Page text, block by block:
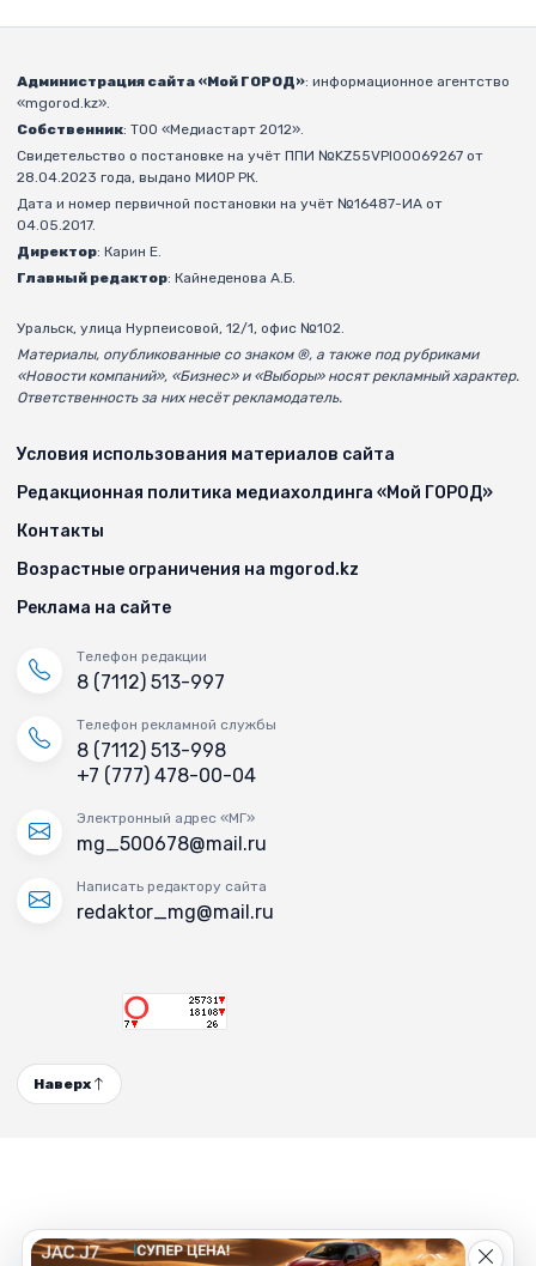
Администрация сайта «Мой ГОРОД»: информационное агентство
«mgorod.kz».
Собственник: ТОО «Медиастарт 2012».
Свидетельство о постановке на учёт ППИ №KZ55VPI00069267 от
28.04.2023 года, выдано МИОР РК.
Дата и номер первичной постановки на учёт №16487-ИА от
04.05.2017.
Директор: Карин Е.
Главный редактор: Кайнеденова А.Б.
Уральск, улица Нурпеисовой, 12/1, офис №102.
Материалы, опубликованные со знаком ®, а также под рубриками
«Новости компаний», «Бизнес» и «Выборы» носят рекламный характер.
Ответственность за них несёт рекламодатель.
Условия использования материалов сайта
Редакционная политика медиахолдинга «Мой ГОРОД»
Контакты
Возрастные ограничения на mgorod.kz
Реклама на сайте
Телефон редакции
8 (7112) 513-997
Телефон рекламной службы
8 (7112) 513-998
+7 (777) 478-00-04
Электронный адрес «МГ»
mg_500678@mail.ru
Написать редактору сайта
redaktor_mg@mail.ru
Наверх